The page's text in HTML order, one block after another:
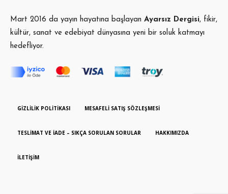
Mart 2016 da yayın hayatına başlayan Ayarsız Dergisi, fikir,
kültür, sanat ve edebiyat dünyasına yeni bir soluk katmayı
hedefliyor.
GIZLILIK POLITIKASI MESAFELI SATIŞ SÖZLEŞMESI
TESLIMAT VE İADE – SIKÇA SORULAN SORULAR HAKKIMIZDA
İLETIŞIM